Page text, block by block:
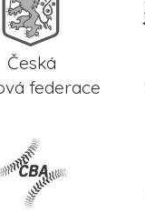
Česká
federace